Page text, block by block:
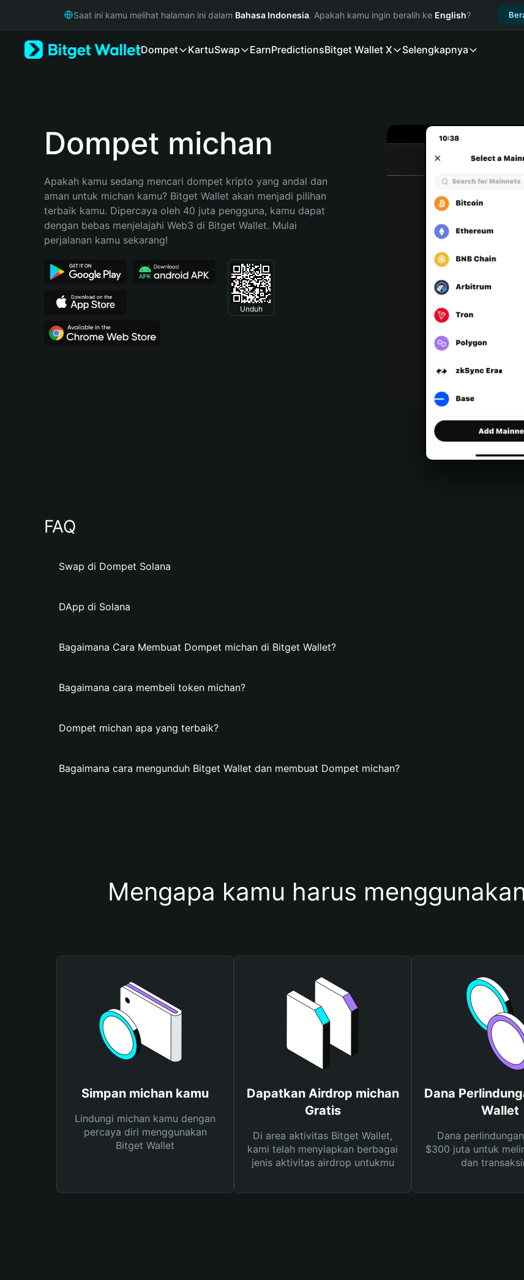
Русский
Bahasa Indonesia
Español (Argentina)
Saat ini kamu melihat halaman ini dalam Bahasa Indonesia. Apakah kamu ingin beralih ke English?
Dompet KartuSwap EarnPredictionsBitget Wallet X Selengkapnya
Dompet michan
Apakah kamu sedang mencari dompet kripto yang andal dan
aman untuk michan kamu? Bitget Wallet akan menjadi pilihan
terbaik kamu. Dipercaya oleh 40 juta pengguna, kamu dapat
dengan bebas menjelajahi Web3 di Bitget Wallet. Mulai
perjalanan kamu sekarang!
Unduh
FAQ
Swap di Dompet Solana
DApp di Solana
Bagaimana Cara Membuat Dompet michan di Bitget Wallet?
Bagaimana cara membeli token michan?
Dompet michan apa yang terbaik?
Bagaimana cara mengunduh Bitget Wallet dan membuat Dompet michan?
Mengapa kamu harus
Simpan michan kamu
Lindungi michan kamu dengan
percaya diri menggunakan
Bitget Wallet
Dapatkan Airdrop michan
Gratis
Di area aktivitas Bitget Wallet,
kami telah menyiapkan berbagai
jenis aktivitas airdrop untukmu
Dana
Wallet
Dana
$300 juta untuk
dan